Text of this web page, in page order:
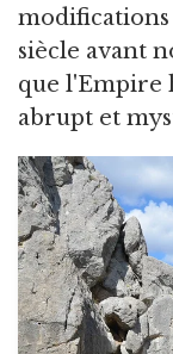
siècle avant
que l'Empire
abrupt et